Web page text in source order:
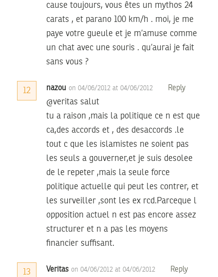
cause toujours, vous êtes un mythos 24
carats , et parano 100 km/h . moi, je me
paye votre gueule et je m’amuse comme
un chat avec une souris . qu’aurai je fait
sans vous ?
12 nazou on 04/06/2012 at 04/06/2012 Reply
@veritas salut
tu a raison ,mais la politique ce n est que
ca,des accords et , des desaccords .le
tout c que les islamistes ne soient pas
les seuls a gouverner,et je suis desolee
de le repeter ,mais la seule force
politique actuelle qui peut les contrer, et
les surveiller ,sont les ex rcd.Parceque l
opposition actuel n est pas encore assez
structurer et n a pas les moyens
financier suffisant.
13 Veritas on 04/06/2012 at 04/06/2012 Reply